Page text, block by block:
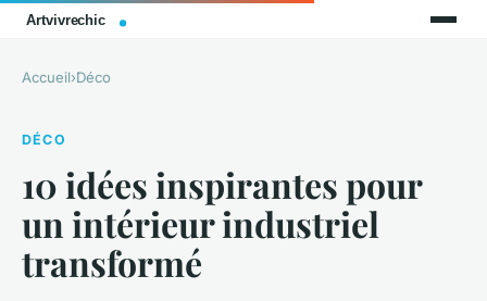
Accueil›Déco
DÉCO
10 idées inspirantes pour
un intérieur industriel
transformé